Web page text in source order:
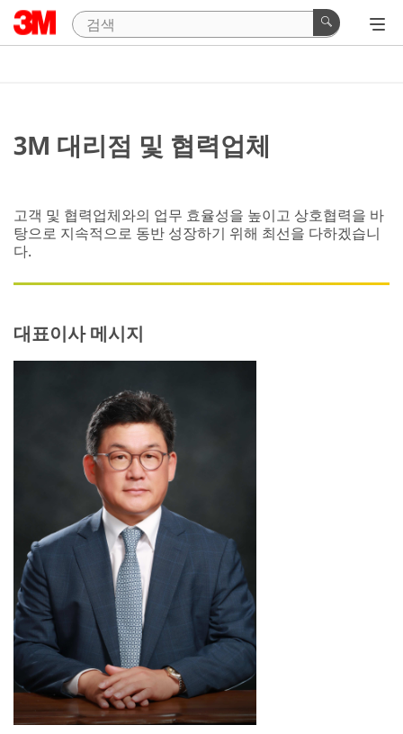
3M 대리점 및 협력업체
고객 및 협력업체와의 업무 효율성을 높이고 상호협력을 바
탕으로 지속적으로 동반 성장하기 위해 최선을 다하겠습니
다.
대표이사 메시지